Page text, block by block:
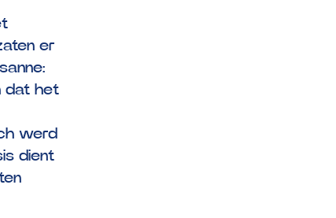
er
dat het
werd
dient